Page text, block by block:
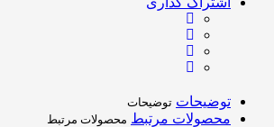
توضیحات توضیحات
محصولات مرتبط محصولات مرتبط